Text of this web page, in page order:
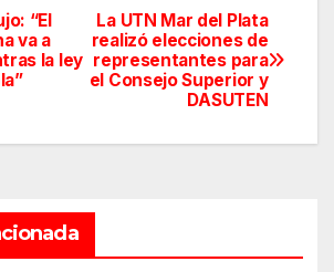
La UTN Mar del Plata
realizó elecciones de
representantes para
el Consejo Superior y
DASUTEN
“El
va a
la ley